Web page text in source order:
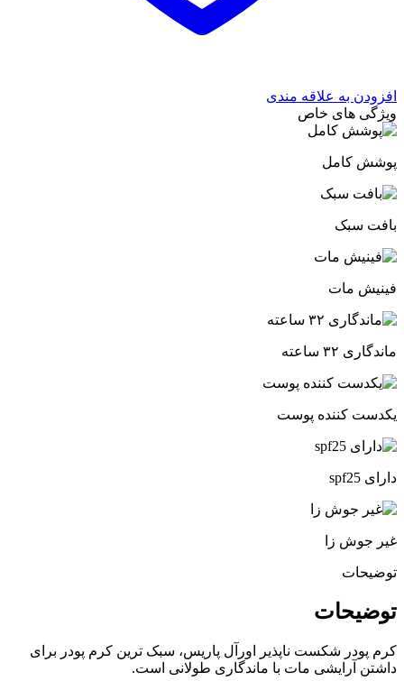
افزودن به علاقه مندی
ویژگی های خاص
پوشش کامل
بافت سبک
فینیش مات
ماندگاری ۳۲ ساعته
یکدست کننده پوست
دارای spf25
غیر جوش زا
توضیحات
توضیحات
کرم پودر شکست ناپذیر اورآل پاریس، سبک ترین کرم پودر برای
داشتن آرایشی مات با ماندگاری طولانی است‌.